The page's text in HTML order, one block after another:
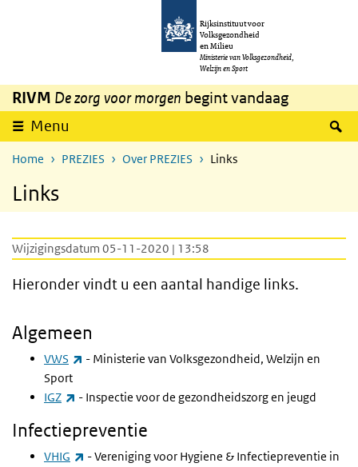
Overslaan en naar de inhoud gaan
Rijksinstituut voor
Volksgezondheid
en Milieu
Ministerie van Volksgezondheid,
Welzijn en Sport
RIVM De zorg voor morgen begint vandaag
Menu
Home PREZIES Over PREZIES Links
Links
Wijzigingsdatum 05-11-2020 | 13:58
Hieronder vindt u een aantal handige links.
Algemeen
VWS (externe link)
- Ministerie van Volksgezondheid, Welzijn en
Sport
IGZ
(externe link)
- Inspectie voor de gezondheidszorg en jeugd
Infectiepreventie
VHIG (externe link)
- Vereniging voor Hygiene & Infectiepreventie in